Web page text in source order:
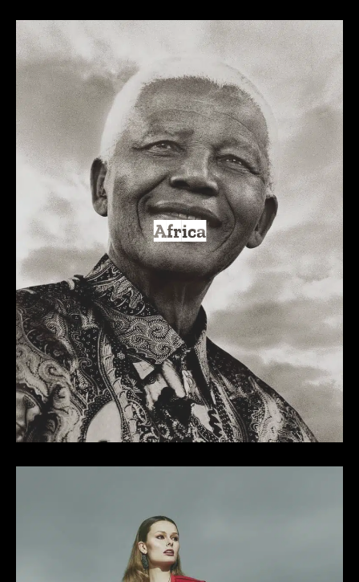
Africa